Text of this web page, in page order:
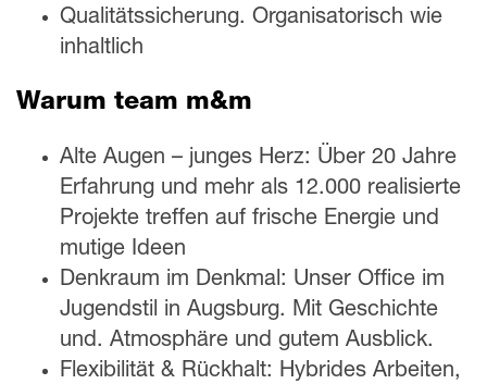
Qualitätssicherung. Organisatorisch wie
inhaltlich
Warum team m&m
Alte Augen – junges Herz: Über 20 Jahre
Erfahrung und mehr als 12.000 realisierte
Projekte treffen auf frische Energie und
mutige Ideen
Denkraum im Denkmal: Unser Office im
Jugendstil in Augsburg. Mit Geschichte
und. Atmosphäre und gutem Ausblick.
Flexibilität & Rückhalt: Hybrides Arbeiten,